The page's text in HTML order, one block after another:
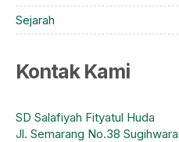
Sejarah
Kontak Kami
SD Salafiyah Fityatul Huda
Jl. Semarang No.38